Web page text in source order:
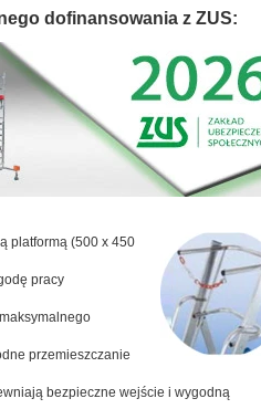
dofinansowania z ZUS:
platformą (500 x 450
pracy
przemieszczanie
bezpieczne wejście i wygodną